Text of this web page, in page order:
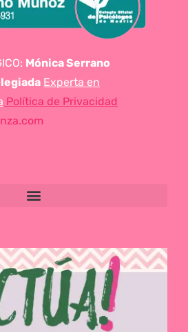
Mónica Serrano
Experta en
Política de Privacidad